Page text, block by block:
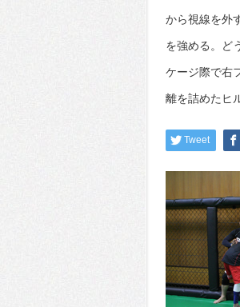
から視線を外
を強める。ど
ケージ際で右
離を詰めたヒ
Tweet